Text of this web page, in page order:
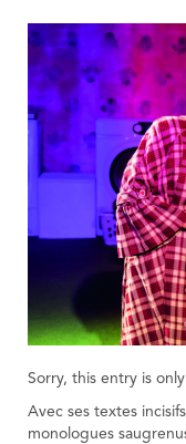
Sorry, this entry is
Avec ses textes
monologues